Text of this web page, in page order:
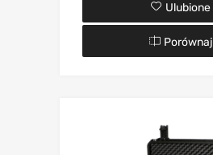
Ulubione
Porównaj